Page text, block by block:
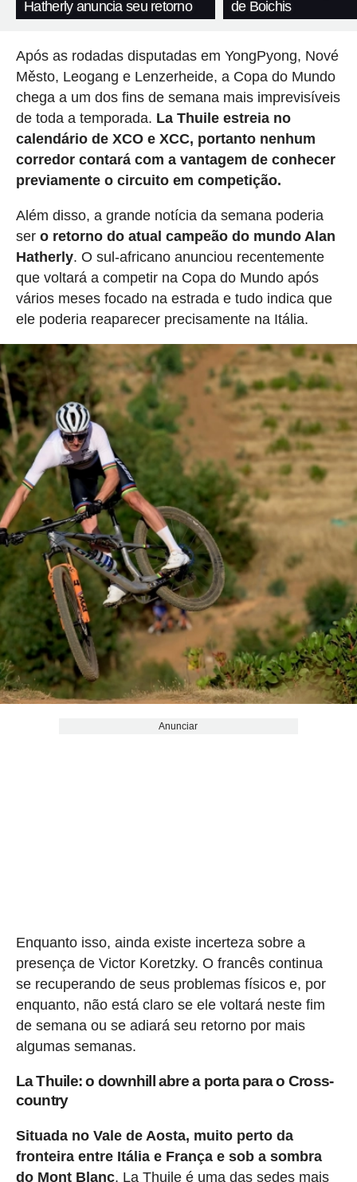
Hatherly anuncia seu retorno
de Boichis
Após as rodadas disputadas em YongPyong, Nové
Město, Leogang e Lenzerheide, a Copa do Mundo
chega a um dos fins de semana mais imprevisíveis
de toda a temporada. La Thuile estreia no
calendário de XCO e XCC, portanto nenhum
corredor contará com a vantagem de conhecer
previamente o circuito em competição.
Além disso, a grande notícia da semana poderia
sero retorno do atual campeão do mundo Alan
Hatherly. O sul-africano anunciou recentemente
que voltará a competir na Copa do Mundo após
vários meses focado na estrada e tudo indica que
ele poderia reaparecer precisamente na Itália.
Anunciar
Enquanto isso, ainda existe incerteza sobre a
presença de Victor Koretzky. O francês continua
se recuperando de seus problemas físicos e, por
enquanto, não está claro se ele voltará neste fim
de semana ou se adiará seu retorno por mais
algumas semanas.
La Thuile: o downhill abre a porta para o Cross-
country
Situada no Vale de Aosta, muito perto da
fronteira entre Itália e França e sob a sombra
do Mont Blanc, La Thuile é uma das sedes mais